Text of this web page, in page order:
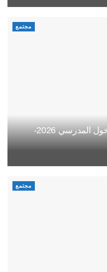
مجتمع
وزارة التربية تحسم موعد الدخول المدرسي 2026-
مجتمع